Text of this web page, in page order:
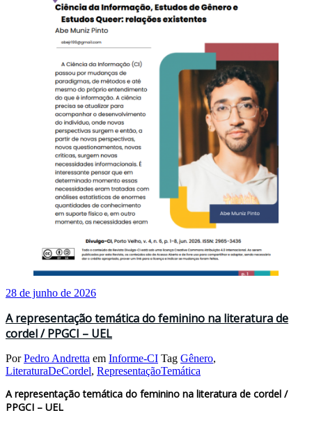
28 de junho de 2026
A representação temática do feminino na literatura de
cordel / PPGCI – UEL
PorPedro Andretta em Informe-CI Tag Gênero,
LiteraturaDeCordel, RepresentaçãoTemática
A representação temática do feminino na literatura de cordel /
PPGCI – UEL